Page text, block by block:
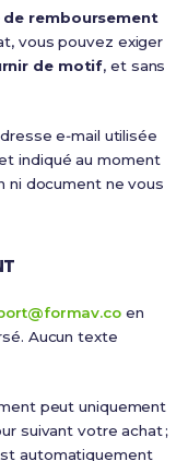
de remboursement
vous pouvez exiger
de motif, et sans
e‑mail utilisée
indiqué au moment
ni document ne vous
en
Aucun texte
peut uniquement
suivant votre achat ;
automatiquement